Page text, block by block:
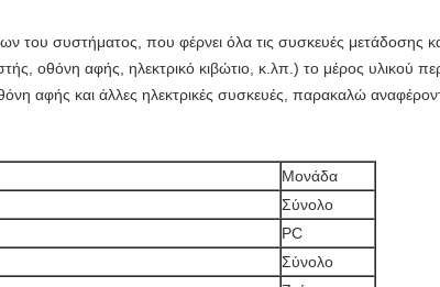
του συστήματος, που φέρνει όλα τις συσκευές μετάδοσης
οθόνη αφής, ηλεκτρικό κιβώτιο, κ.λπ.) το μέρος υλικού
αφής και άλλες ηλεκτρικές συσκευές, παρακαλώ
Μονάδα
Σύνολο
PC
Σύνολο